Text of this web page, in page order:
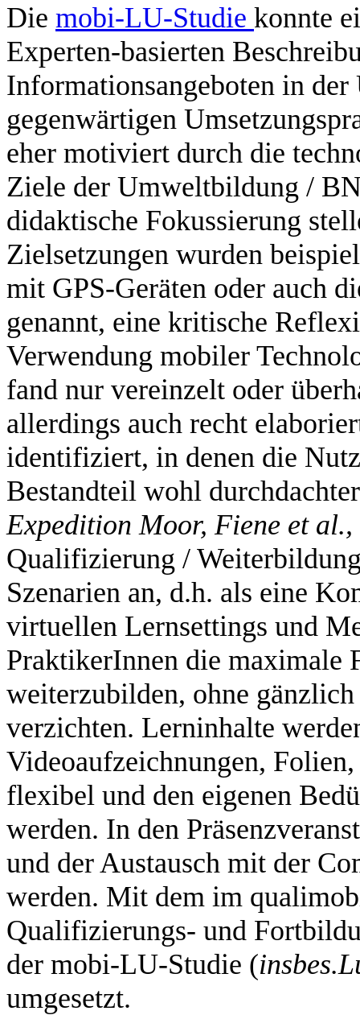
Die mobi-LU-Studie konnte
Experten-basierten
Informationsangeboten in
gegenwärtigen
eher motiviert durch die
Ziele der Umweltbildung /
didaktische Fokussierung
Zielsetzungen wurden
mit GPS-Geräten oder auch
genannt, eine kritische
Verwendung mobiler
fand nur vereinzelt oder
allerdings auch recht
identifiziert, in denen die
Bestandteil wohl
Expedition Moor, Fiene et al.,
Qualifizierung /
Szenarien an, d.h. als eine
virtuellen Lernsettings und
PraktikerInnen die maximale
weiterzubilden, ohne
verzichten. Lerninhalte
Videoaufzeichnungen,
flexibel und den eigenen
werden. In den
und der Austausch mit der
werden. Mit dem im
Qualifizierungs- und
der mobi-LU-Studie (insbes.
umgesetzt.